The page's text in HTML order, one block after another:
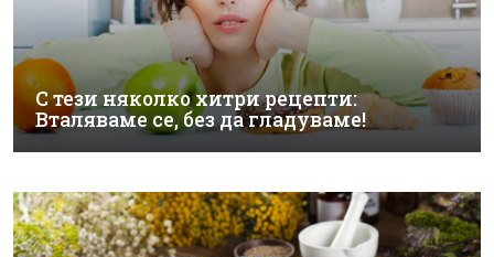
С тези няколко хитри рецепти:
Вталяваме се, без да гладуваме!